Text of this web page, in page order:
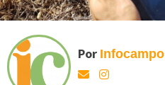
Por Infocampo